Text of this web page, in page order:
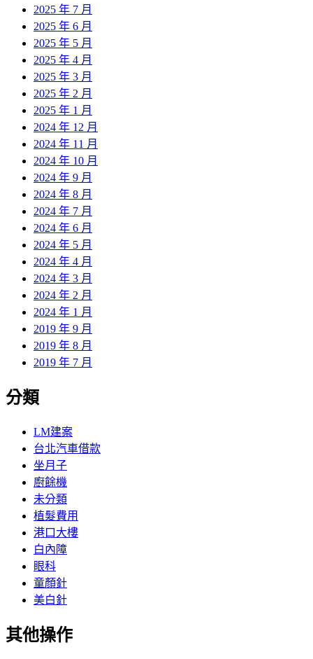
2025 年 7 月
2025 年 6 月
2025 年 5 月
2025 年 4 月
2025 年 3 月
2025 年 2 月
2025 年 1 月
2024 年 12 月
2024 年 11 月
2024 年 10 月
2024 年 9 月
2024 年 8 月
2024 年 7 月
2024 年 6 月
2024 年 5 月
2024 年 4 月
2024 年 3 月
2024 年 2 月
2024 年 1 月
2019 年 9 月
2019 年 8 月
2019 年 7 月
分類
LM建案
台北汽車借款
坐月子
廚餘機
未分類
植髮費用
港口大樓
白內障
眼科
童顏針
美白針
其他操作